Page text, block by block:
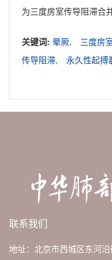
为三度房室传导阻滞合
关键词: 晕厥, 三度房
传导阻滞,
永久性起搏
联系我们
地址：北京市西城区东河